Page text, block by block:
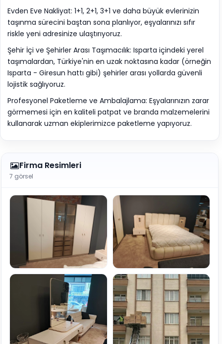
Evden Eve Nakliyat: 1+1, 2+1, 3+1 ve daha büyük evlerinizin
taşınma sürecini baştan sona planlıyor, eşyalarınızı sıfır
riskle yeni adresinize ulaştırıyoruz.
Şehir İçi ve Şehirler Arası Taşımacılık: Isparta içindeki yerel
taşımalardan, Türkiye'nin en uzak noktasına kadar (örneğin
Isparta - Giresun hattı gibi) şehirler arası yollarda güvenli
lojistik sağlıyoruz.
Profesyonel Paketleme ve Ambalajlama: Eşyalarınızın zarar
görmemesi için en kaliteli patpat ve branda malzemelerini
kullanarak uzman ekiplerimizce paketleme yapıyoruz.
Firma Resimleri
7 görsel